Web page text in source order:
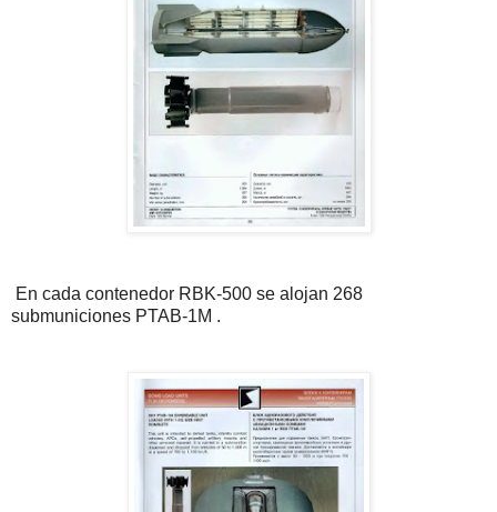
En cada contenedor RBK-500 se alojan 268
submuniciones PTAB-1M .